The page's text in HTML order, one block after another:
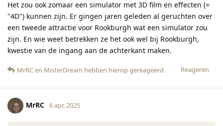
Het zou ook zomaar een simulator met 3D film en effecten (=
"4D") kunnen zijn. Er gingen jaren geleden al geruchten over
een tweede attractie voor Rookburgh wat een simulator zou
zijn. En wie weet betrekken ze het ook wel bij Rookburgh,
kwestie van de ingang aan de achterkant maken.
Reageren
MrRCen MisterDream hebben hierop gereageerd.
MrRC 6 apr. 2025